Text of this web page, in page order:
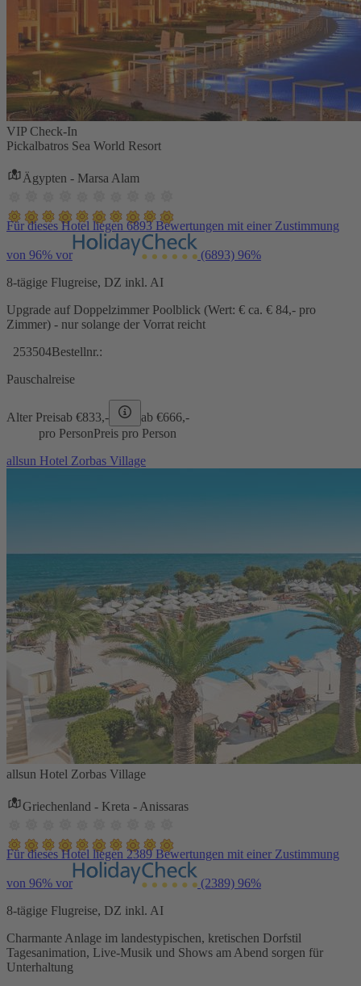
VIP Check-In
Pickalbatros Sea World Resort
Ägypten - Marsa Alam
Für dieses Hotel liegen 6893 Bewertungen mit einer Zustimmung
von 96% vor (6893) 96%
8-tägige Flugreise, DZ inkl. AI
Upgrade auf Doppelzimmer Poolblick (Wert: € ca. € 84,- pro
Zimmer) - nur solange der Vorrat reicht
253504Bestellnr.:
Pauschalreise
Alter Preisab €833,- ab €666,-
pro PersonPreis pro Person
allsun Hotel Zorbas Village
allsun Hotel Zorbas Village
Griechenland - Kreta - Anissaras
Für dieses Hotel liegen 2389 Bewertungen mit einer Zustimmung
von 96% vor (2389) 96%
8-tägige Flugreise, DZ inkl. AI
Charmante Anlage im landestypischen, kretischen Dorfstil
Tagesanimation, Live-Musik und Shows am Abend sorgen für
Unterhaltung